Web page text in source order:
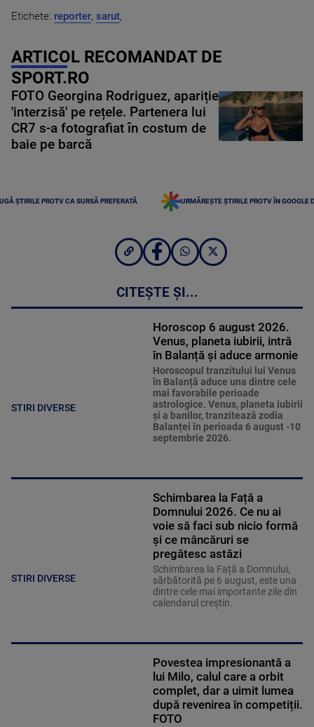
Etichete: reporter, sarut,
ARTICOL RECOMANDAT DE
SPORT.RO
FOTO Georgina Rodriguez, apariție
'interzisă' pe rețele. Partenera lui
CR7 s-a fotografiat în costum de
baie pe barcă
ȘTIRILE PROTV CA SURSĂ PREFERATĂ URMĂREȘTE ȘTIRILE PROTV ÎN GOOGLE
CITEȘTE ȘI...
STIRI DIVERSE
Horoscop 6 august 2026.
Venus, planeta iubirii, intră
în Balanță și aduce armonie
Horoscopul tranzitului lui Venus
în Balanță aduce una dintre cele
mai favorabile perioade
astrologice. Venus, planeta iubirii
și a banilor, tranzitează zodia
Balanței în perioada 6 august -10
septembrie 2026.
STIRI DIVERSE
Schimbarea la Față a
Domnului 2026. Ce nu ai
voie să faci sub nicio formă
și ce mâncăruri se
pregătesc astăzi
Schimbarea la Față a Domnului,
sărbătorită pe 6 august, este una
dintre cele mai importante zile din
calendarul creștin.
Povestea impresionantă a
lui Milo, calul care a orbit
complet, dar a uimit lumea
după revenirea în competiții.
FOTO